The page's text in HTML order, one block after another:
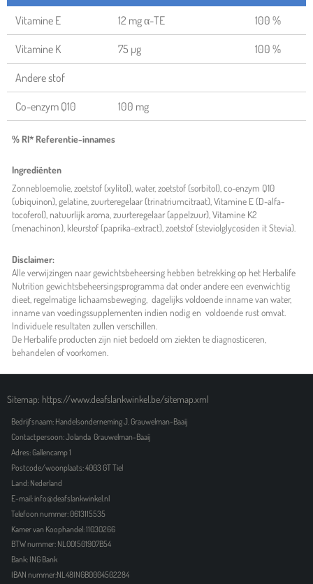
Vitamine E
12 mg α-TE 100 %
Vitamine K 75 µg 100 %
Andere stof
Co-enzym Q10 100 mg
% RI* Referentie-innames
Ingrediënten
Zonnebloemolie, zoetstof (xylitol), water, zoetstof (sorbitol), co-enzym Q10
(ubiquinon), gelatine, zuurteregelaar (trinatriumcitraat), Vitamine E (D-alfa-
tocoferol), natuurlijk aroma, zuurteregelaar (appelzuur), Vitamine K2
(menachinon), kleurstof (paprika-extract), zoetstof (steviolglycosiden it Stevia).
Disclaimer:
Alle verwijzingen naar gewichtsbeheersing hebben betrekking op het Herbalife
Nutrition gewichtsbeheersingsprogramma dat onder andere een evenwichtig
dieet, regelmatige lichaamsbeweging, dagelijks voldoende inname van water,
inname van voedingssupplementen indien nodig en voldoende rust omvat.
Individuele resultaten zullen verschillen.
De Herbalife producten zijn niet bedoeld om ziekten te diagnosticeren,
behandelen of voorkomen.
Sitemap: https://www.deafslankwinkel.be/sitemap.xml
Bedrijfsnaam: Handelsonderneming J. Grauwelman-Baaij
Contactpersoon: Jolanda Grauwelman-Baaij
Adres: Gallencamp 1
Postcode/woonplaats: 4003 GT Tiel
Land: Nederland
E-mail: info@deafslankwinkel.nl
Telefoon nummer: 0613115535
Kamer van Koophandel: 11030266
BTW nummer: NL001501907B54
Bank: ING Bank
IBAN nummer:NL48INGB0004502284